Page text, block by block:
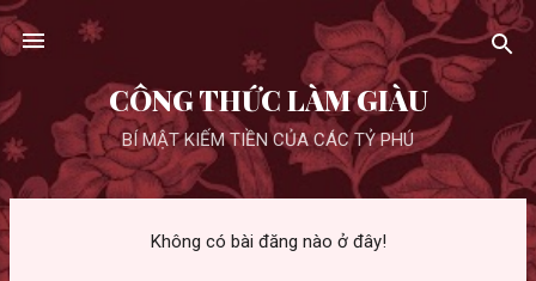
Chuyển đến nội dung chính
CÔNG THỨC LÀM GIÀU
BÍ MẬT KIẾM TIỀN CỦA CÁC TỶ PHÚ
Không có bài đăng nào ở đây!